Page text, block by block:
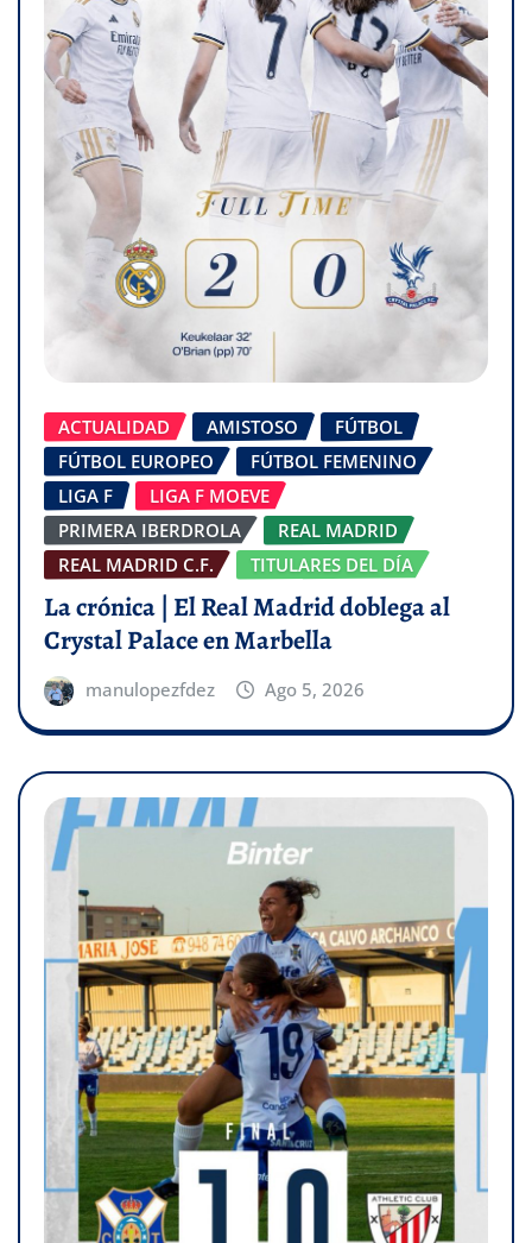
ACTUALIDAD AMISTOSO
FÚTBOL
FÚTBOL EUROPEO
FÚTBOL FEMENINO
LIGA F
LIGA F MOEVE
PRIMERA IBERDROLA
REAL MADRID
REAL MADRID C.F.
TITULARES DEL DÍA
La crónica | El Real Madrid doblega al
Crystal Palace en Marbella
manulopezfdez Ago 5, 2026